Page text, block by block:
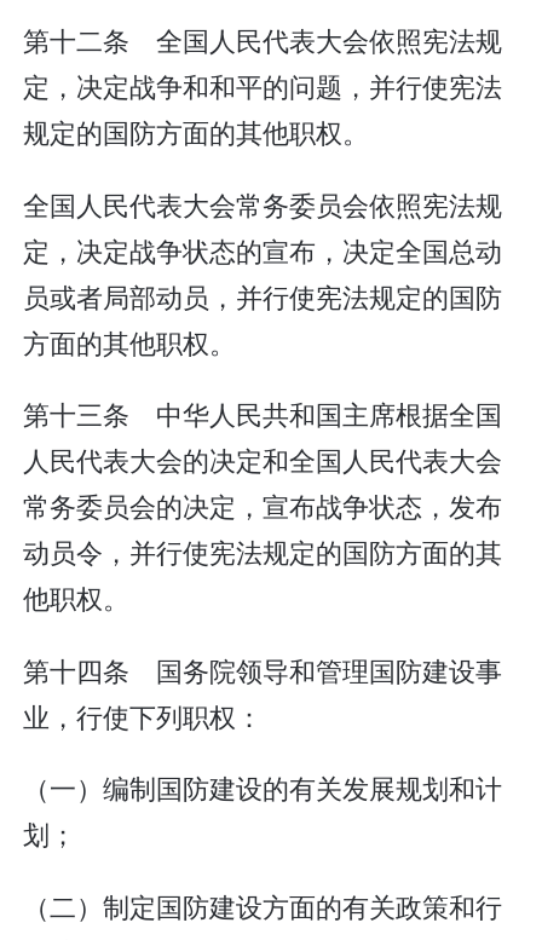
第十二条 全国人民代表大会依照宪法规
定，决定战争和和平的问题，并行使宪法
规定的国防方面的其他职权。
全国人民代表大会常务委员会依照宪法规
定，决定战争状态的宣布，决定全国总动
员或者局部动员，并行使宪法规定的国防
方面的其他职权。
第十三条 中华人民共和国主席根据全国
人民代表大会的决定和全国人民代表大会
常务委员会的决定，宣布战争状态，发布
动员令，并行使宪法规定的国防方面的其
他职权。
第十四条 国务院领导和管理国防建设事
业，行使下列职权：
（一）编制国防建设的有关发展规划和计
划；
（二）制定国防建设方面的有关政策和行